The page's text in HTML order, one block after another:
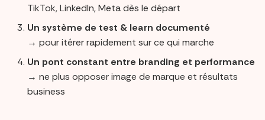
TikTok, LinkedIn, Meta dès le départ
Un système de test & learn documenté
→ pour itérer rapidement sur ce qui marche
Un pont constant entre branding et performance
→ ne plus opposer image de marque et résultats
business